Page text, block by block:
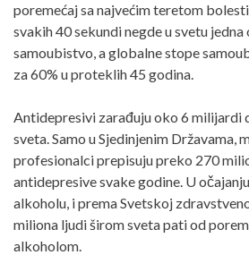
poremećaj sa najvećim teretom
svakih 40 sekundi negde u svetu
samoubistvo, a globalne stope
za 60% u proteklih 45 godina.
Antidepresivi zarađuju oko 6 milijardi
sveta. Samo u Sjedinjenim Državama,
profesionalci prepisuju preko 270
antidepresive svake godine. U
alkoholu, i prema Svetskoj
miliona ljudi širom sveta pati od
alkoholom.